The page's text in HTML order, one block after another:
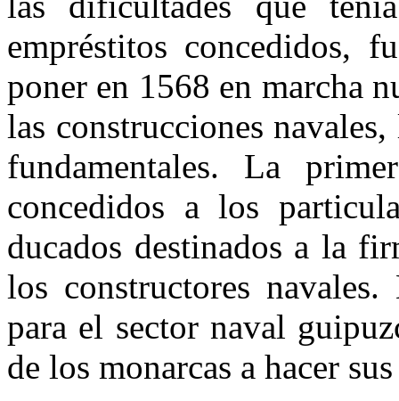
empréstitos concedidos,
poner en 1568 en marcha
las construcciones
fundamentales. La
concedidos a los
ducados destinados a la
los constructores
para el sector naval
de los monarcas a hacer